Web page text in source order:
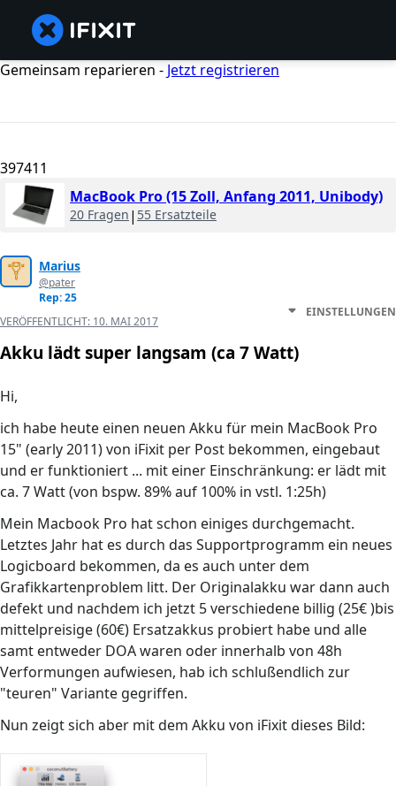
Gemeinsam reparieren - Jetzt registrieren
397411
MacBook Pro (15 Zoll, Anfang 2011, Unibody)
20 Fragen | 55 Ersatzteile
Marius
@pater
Rep: 25
VERÖFFENTLICHT: 10. MAI 2017
EINSTELLUNGEN
Akku lädt super langsam (ca 7 Watt)
Hi,
ich habe heute einen neuen Akku für mein MacBook Pro
15" (early 2011) von iFixit per Post bekommen, eingebaut
und er funktioniert ... mit einer Einschränkung: er lädt mit
ca. 7 Watt (von bspw. 89% auf 100% in vstl. 1:25h)
Mein Macbook Pro hat schon einiges durchgemacht.
Letztes Jahr hat es durch das Supportprogramm ein neues
Logicboard bekommen, da es auch unter dem
Grafikkartenproblem litt. Der Originalakku war dann auch
defekt und nachdem ich jetzt 5 verschiedene billig (25€ )bis
mittelpreisige (60€) Ersatzakkus probiert habe und alle
samt entweder DOA waren oder innerhalb von 48h
Verformungen aufwiesen, hab ich schlußendlich zur
"teuren" Variante gegriffen.
Nun zeigt sich aber mit dem Akku von iFixit dieses Bild: